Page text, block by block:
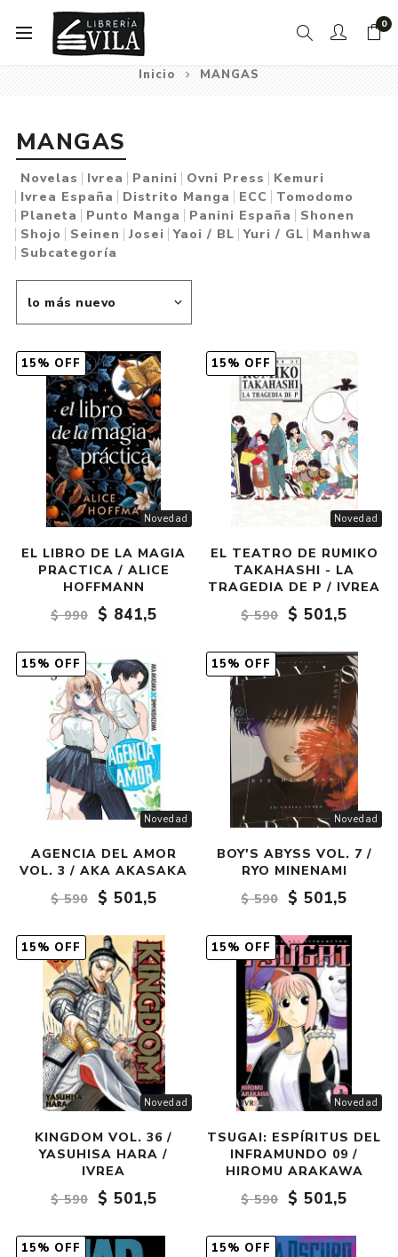
0
Inicio MANGAS
MANGAS
Novelas Ivrea Panini Ovni Press
Kemuri
Ivrea España
Distrito Manga ECC
Tomodomo
Planeta
Punto Manga Panini España
Shonen
Shojo
Seinen Josei Yaoi / BL Yuri / GL
Manhwa
Subcategoría
Novedad
15% OFF
EL LIBRO DE LA MAGIA
PRACTICA / ALICE
HOFFMANN
$ 990
$ 841,5
Novedad
15% OFF
EL TEATRO DE RUMIKO
TAKAHASHI - LA
TRAGEDIA DE P / IVREA
$ 590
$ 501,5
Novedad
15% OFF
AGENCIA DEL AMOR
VOL. 3 / AKA AKASAKA
$ 590
$ 501,5
Novedad
15% OFF
BOY'S ABYSS VOL. 7 /
RYO MINENAMI
$ 590
$ 501,5
Novedad
15% OFF
KINGDOM VOL. 36 /
YASUHISA HARA /
IVREA
$ 590
$ 501,5
Novedad
15% OFF
TSUGAI: ESPÍRITUS DEL
INFRAMUNDO 09 /
HIROMU ARAKAWA
$ 590
$ 501,5
15% OFF 15% OFF